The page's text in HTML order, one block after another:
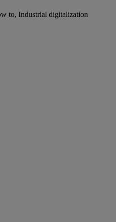
to, Industrial digitalization